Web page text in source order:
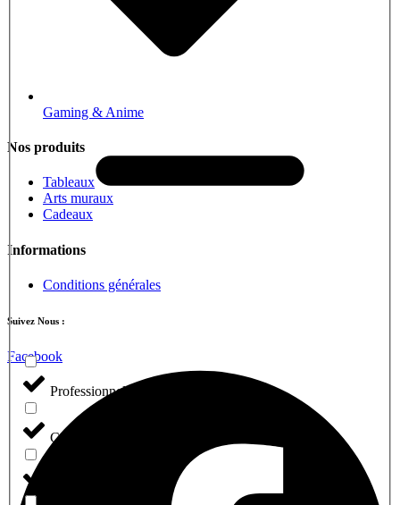
Professionnel
Cabinet Medical
Gaming & Anime
Nos produits
Tableaux
Arts muraux
Cadeaux
Informations
Conditions générales
Suivez Nous :
Facebook